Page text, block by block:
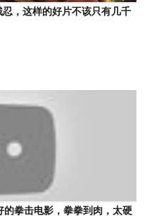
，这样的好片不该只有几千
的拳击电影，拳拳到肉，太硬